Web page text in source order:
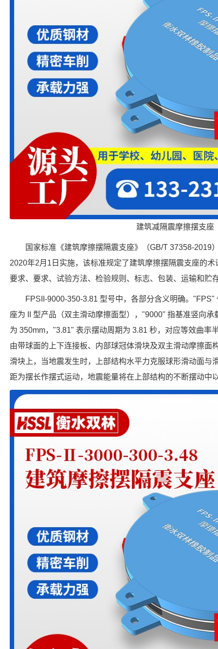
建筑减隔震摩擦摆支座
国家标准《建筑摩擦摆隔震支座》（GB/T 37358-2019
2020年2月1日实施，该标准规定了建筑摩擦摆隔震支座的
要求、要求、试验方法、检验规则、标志、包装、运输和贮
FPSII-9000-350-3.81 型号中，各部分含义明确。
座为 II 型产品（双主滑动摩擦面型），"9000" 指基准竖向
为 350mm，"3.81" 表示摆动周期为 3.81 秒，对应等效曲率
由带球面的上下连接板、内部球冠体滑块及双主滑动摩擦面
滑块上，当地震发生时，上部结构水平力克服球形滑动面与
距为摆长作摆式运动，地震能量将在上部结构的不断摆动中